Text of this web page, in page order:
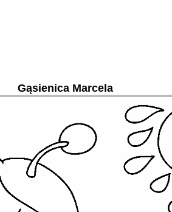
Gąsienica Marcela